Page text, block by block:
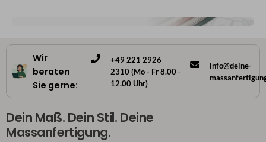
Wir
beraten
Sie gerne:
+49 221 2926
2310 (Mo - Fr 8.00 -
12.00 Uhr)
info@deine-
Dein Maß. Dein Stil. Deine
Massanfertigung.